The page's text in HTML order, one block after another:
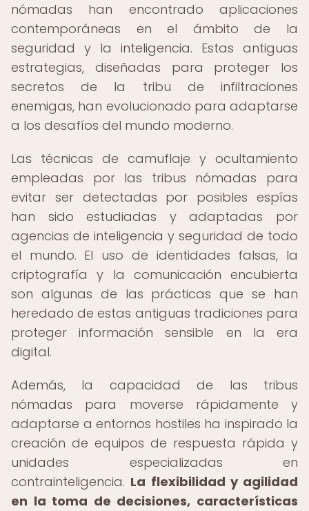
nómadas han encontrado aplicaciones
contemporáneas en el ámbito de la
seguridad y la inteligencia. Estas antiguas
estrategias, diseñadas para proteger los
secretos de la tribu de infiltraciones
enemigas, han evolucionado para adaptarse
a los desafíos del mundo moderno.
Las técnicas de camuflaje y ocultamiento
empleadas por las tribus nómadas para
evitar ser detectadas por posibles espías
han sido estudiadas y adaptadas por
agencias de inteligencia y seguridad de todo
el mundo. El uso de identidades falsas, la
criptografía y la comunicación encubierta
son algunas de las prácticas que se han
heredado de estas antiguas tradiciones para
proteger información sensible en la era
digital.
Además, la capacidad de las tribus
nómadas para moverse rápidamente y
adaptarse a entornos hostiles ha inspirado la
creación de equipos de respuesta rápida y
unidades especializadas en
contrainteligencia. La flexibilidad y agilidad
en la toma de decisiones, características